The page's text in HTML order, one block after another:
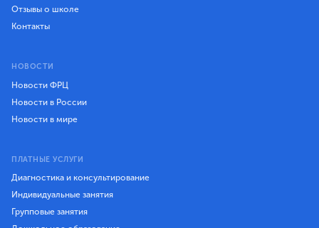
Отзывы о школе
Контакты
НОВОСТИ
Новости ФРЦ
Новости в России
Новости в мире
ПЛАТНЫЕ УСЛУГИ
Диагностика и консультирование
Индивидуальные занятия
Групповые занятия